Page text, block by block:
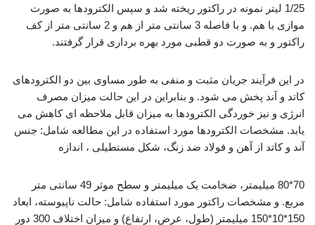
1/25 لیتر نمونه در راکتور ریخته شد و سپس الکترودها به صورت
موازی با هم. و با فاصله 3 سانتی متر از هم و 2 سانتی متر از کف
راکتور و به صورت دو قطبی مورد بهره برداری قرار گرفتند.
در این فرآیند جریان مثبت و منفی به طور مساوی بین دو الکترودهای
کاتد و آند پخش می شود. و بنابراین در این حالت میزان مصرف
انرژی و نیز خوردگی الکترودها به میزان قابل ملاحظه ای کاهش می
یابد. مشخصات الکترودها مورد استفاده در این مطالعه شامل: جنس
آند و کاتد از آهن و فولاد ضد زنگ، شکل مستطیلی ، اندازه
70*80 میلیمتر، ضخامت یک میلیمتر و سطح موثر 49 سانتی متر
مربع. و مشخصات راکتور مورد استفاده شامل: حالت ناپیوسته، ابعاد
150*10*150 میلیمتر (طول، عرض، ارتفاع) و میزان اختلاف 300 دور